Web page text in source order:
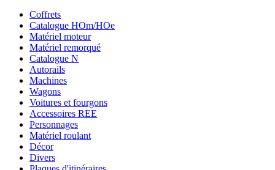
Coffrets
Catalogue HOm/HOe
Matériel moteur
Matériel remorqué
Catalogue N
Autorails
Machines
Wagons
Voitures et fourgons
Accessoires REE
Personnages
Matériel roulant
Décor
Divers